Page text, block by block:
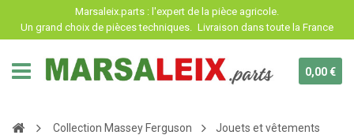
Marsaleix.parts : l'expert de la pièce agricole.
Un grand choix de pièces techniques. Livraison dans toute la France
0,00 €
Collection Massey Ferguson Jouets et vêtements
Panneau de gestion des cookies